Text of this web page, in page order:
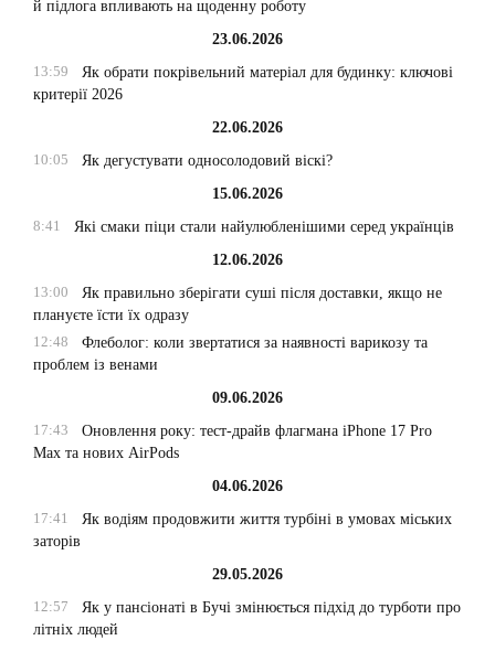
й підлога впливають на щоденну роботу
23.06.2026
13:59
Як обрати покрівельний матеріал для будинку: ключові
критерії 2026
22.06.2026
10:05
Як дегустувати односолодовий віскі?
15.06.2026
8:41
Які смаки піци стали найулюбленішими серед українців
12.06.2026
13:00
Як правильно зберігати суші після доставки, якщо не
плануєте їсти їх одразу
12:48
Флеболог: коли звертатися за наявності варикозу та
проблем із венами
09.06.2026
17:43
Оновлення року: тест-драйв флагмана iPhone 17 Pro
Max та нових AirPods
04.06.2026
17:41
Як водіям продовжити життя турбіні в умовах міських
заторів
29.05.2026
12:57
Як у пансіонаті в Бучі змінюється підхід до турботи про
літніх людей